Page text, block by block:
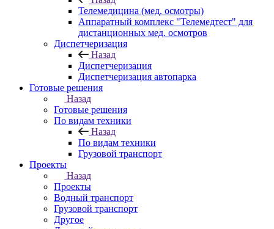
Телемедицина (мед. осмотры)
Аппаратный комплекс "Телемедтест" для
дистанционных мед. осмотров
Диспетчеризация
Назад
Диспетчеризация
Диспетчеризация автопарка
Готовые решения
Назад
Готовые решения
По видам техники
Назад
По видам техники
Грузовой транспорт
Проекты
Назад
Проекты
Водный транспорт
Грузовой транспорт
Другое